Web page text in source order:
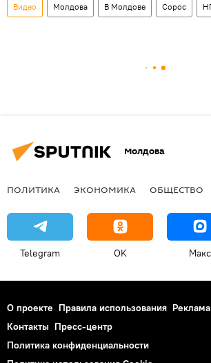
Видео Молдова В Молдове Сорос
Молдова
ПОЛИТИКА ЭКОНОМИКА ОБЩЕСТВО
Telegram OK Макс
О проекте Правила использования Реклама
Контакты Пресс-центр
Политика конфиденциальности